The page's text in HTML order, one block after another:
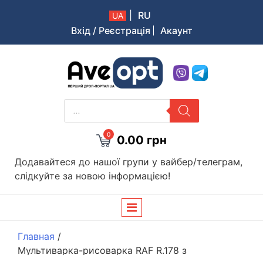
UA
RU
Вхід / Реєстрація
Акаунт
Aveopt – оптова дропшипінг платформа в Україні
PRODUCTS
SEARCH
0 0.00 грн
Додавайтеся до нашої групи у вайбер/телеграм,
слідкуйте за новою інформацією!
Главная /
Мультиварка-рисоварка RAF R.178 з